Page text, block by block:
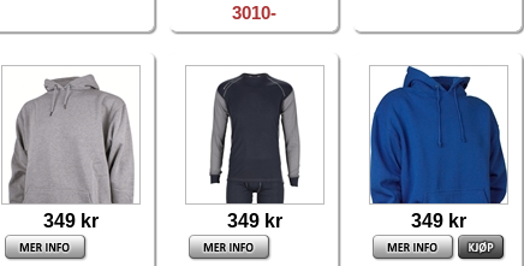
3010-
349 kr 349 kr 349 kr